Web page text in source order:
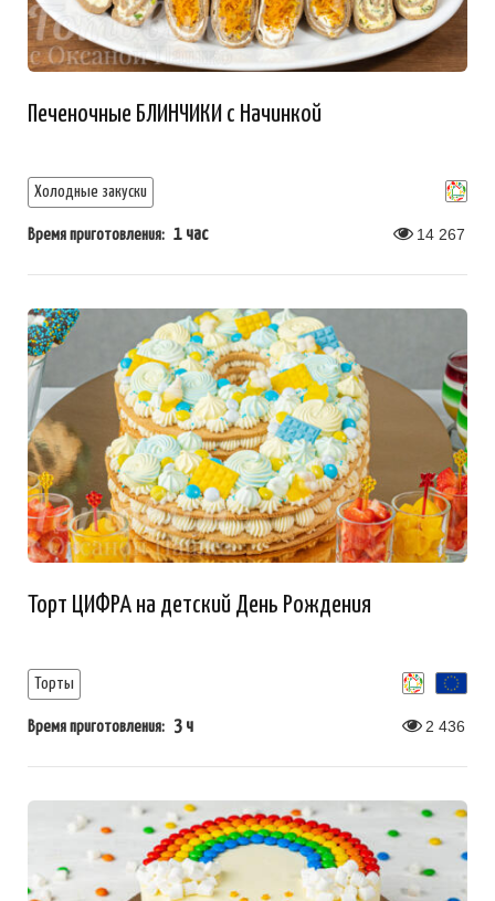
Печеночные БЛИНЧИКИ с Начинкой
Холодные закуски
Время приготовления: 1 час 14 267
Торт ЦИФРА на детский День Рождения
Торты
Время приготовления: 3 ч 2 436